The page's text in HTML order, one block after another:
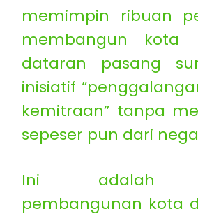
memimpin ribuan
membangun kota
dataran pasang
inisiatif
kemitraan” tanpa
sepeser pun dari
Ini adalah
pembangunan kota